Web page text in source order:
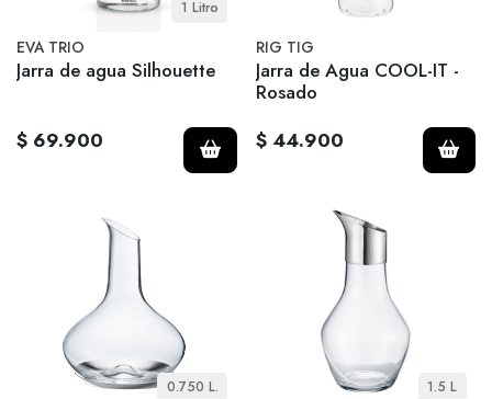
1 Litro
EVA TRIO
Jarra de agua Silhouette
$ 69.900
RIG TIG
Jarra de Agua COOL-IT -
Rosado
$ 44.900
0.750 L. 1.5 L